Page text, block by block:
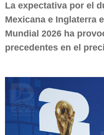
La expectativa por el
Mexicana e Inglaterra
Mundial 2026 ha
precedentes en el